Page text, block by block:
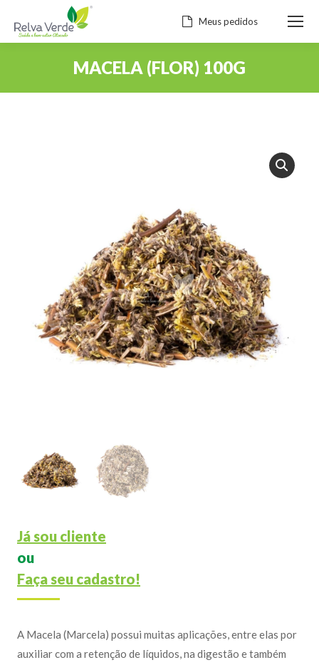
Meus pedidos
MACELA (FLOR) 100G
Já sou cliente
ou
Faça seu cadastro!
A Macela (Marcela) possui muitas aplicações, entre elas por
auxiliar com a retenção de líquidos, na digestão e também